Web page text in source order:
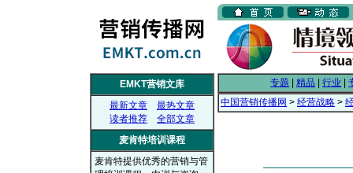
EMKT营销文库
最新文章
最热文章
读者推荐
全部文章
麦肯特培训课程
麦肯特提供优秀的营销与管
专题 精品 行业
中国营销传播网 > 经营战略 >